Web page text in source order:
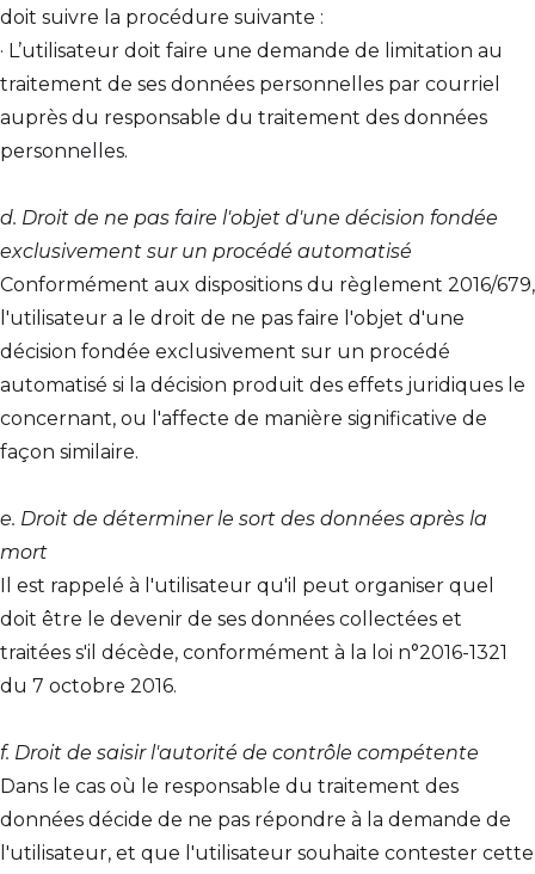
doit suivre la procédure suivante :
· L’utilisateur doit faire une demande de limitation au
traitement de ses données personnelles par courriel
auprès du responsable du traitement des données
personnelles.
d. Droit de ne pas faire l'objet d'une décision fondée
exclusivement sur un procédé automatisé
Conformément aux dispositions du règlement 2016/679,
l'utilisateur a le droit de ne pas faire l'objet d'une
décision fondée exclusivement sur un procédé
automatisé si la décision produit des effets juridiques le
concernant, ou l'affecte de manière significative de
façon similaire.
e. Droit de déterminer le sort des données après la
mort
Il est rappelé à l'utilisateur qu'il peut organiser quel
doit être le devenir de ses données collectées et
traitées s'il décède, conformément à la loi n°2016-1321
du 7 octobre 2016.
f. Droit de saisir l'autorité de contrôle compétente
Dans le cas où le responsable du traitement des
données décide de ne pas répondre à la demande de
l'utilisateur, et que l'utilisateur souhaite contester cette